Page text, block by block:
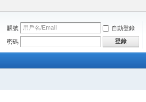
賬號 自動登錄
密碼
登錄